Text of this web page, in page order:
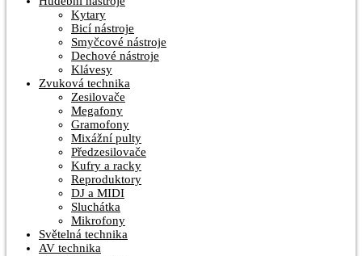
Kytary
Bicí nástroje
Smyčcové nástroje
Dechové nástroje
Klávesy
Zvuková technika
Zesilovače
Megafony
Gramofony
Mixážní pulty
Předzesilovače
Kufry a racky
Reproduktory
DJ a MIDI
Sluchátka
Mikrofony
Světelná technika
AV technika